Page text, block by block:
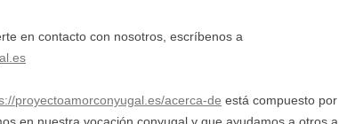
en contacto con nosotros, escríbenos a
proyectoamorconyugal.es/acerca-de está compuesto por